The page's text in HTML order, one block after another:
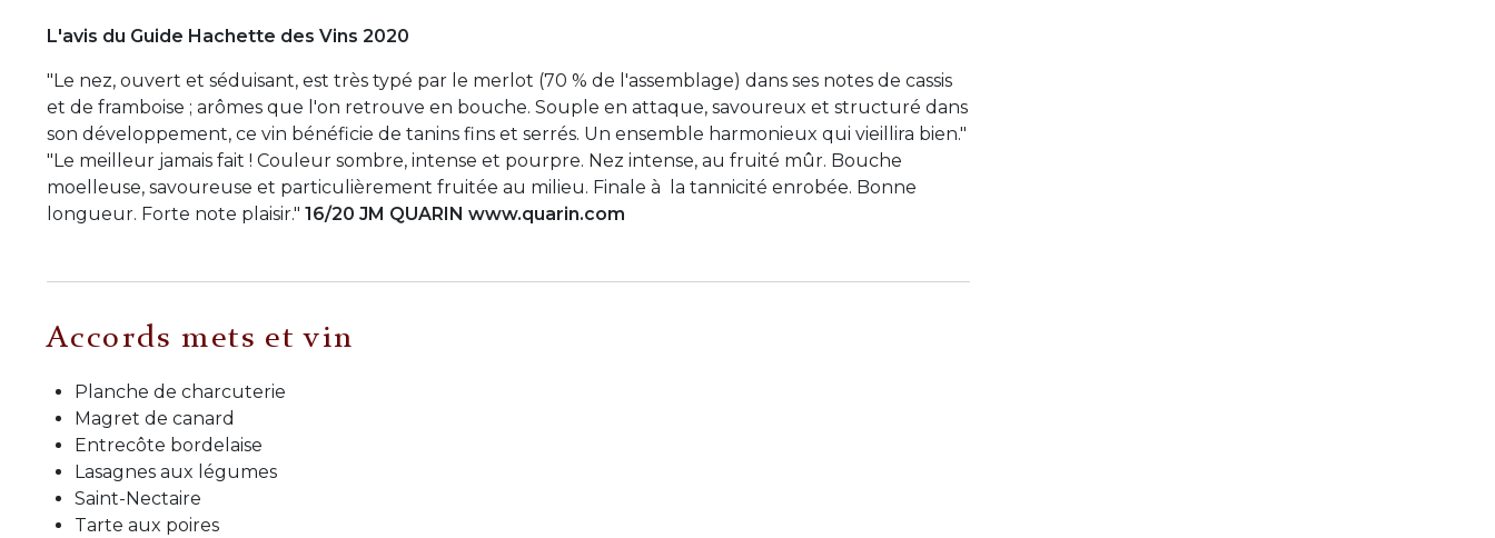
L'avis du Guide Hachette des Vins 2020
"Le nez, ouvert et séduisant, est très typé par le merlot (70 % de l'assemblage) dans ses notes de cassis
et de framboise ; arômes que l'on retrouve en bouche. Souple en attaque, savoureux et structuré dans
son développement, ce vin bénéficie de tanins fins et serrés. Un ensemble harmonieux qui vieillira bien."
"Le meilleur jamais fait ! Couleur sombre, intense et pourpre. Nez intense, au fruité mûr. Bouche
moelleuse, savoureuse et particulièrement fruitée au milieu. Finale à la tannicité enrobée. Bonne
longueur. Forte note plaisir." 16/20 JM QUARIN www.quarin.com
Accords mets et vin
Planche de charcuterie
Magret de canard
Entrecôte bordelaise
Lasagnes aux légumes
Saint-Nectaire
Tarte aux poires